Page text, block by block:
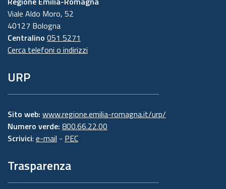
Viale Aldo Moro, 52
40127 Bologna
Centralino 051 5271
Cerca telefoni o indirizzi
URP
Sito web: www.regione.emilia-romagna.it/urp/
Numero verde: 800.66.22.00
Scrivici: e-mail - PEC
Trasparenza